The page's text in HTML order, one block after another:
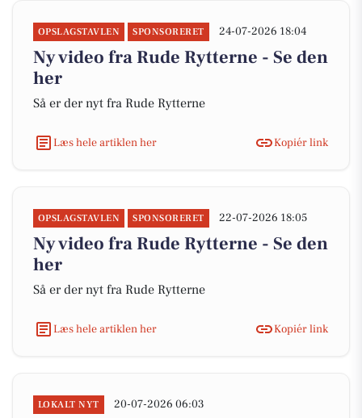
OPSLAGSTAVLEN SPONSORERET 24-07-2026 18:04
Ny video fra Rude Rytterne - Se den
her
Så er der nyt fra Rude Rytterne
Læs hele artiklen her Kopiér link
OPSLAGSTAVLEN SPONSORERET 22-07-2026 18:05
Ny video fra Rude Rytterne - Se den
her
Så er der nyt fra Rude Rytterne
Læs hele artiklen her Kopiér link
LOKALT NYT 20-07-2026 06:03